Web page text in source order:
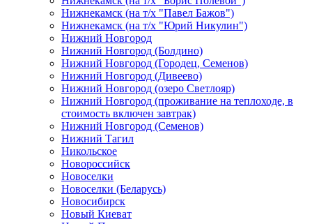
Нижнекамск (на т/х "Павел Бажов")
Нижнекамск (на т/х "Юрий Никулин")
Нижний Новгород
Нижний Новгород (Болдино)
Нижний Новгород (Городец, Семенов)
Нижний Новгород (Дивеево)
Нижний Новгород (озеро Светлояр)
Нижний Новгород (проживание на теплоходе, в
стоимость включен завтрак)
Нижний Новгород (Семенов)
Нижний Тагил
Никольское
Новороссийск
Новоселки
Новоселки (Беларусь)
Новосибирск
Новый Киеват